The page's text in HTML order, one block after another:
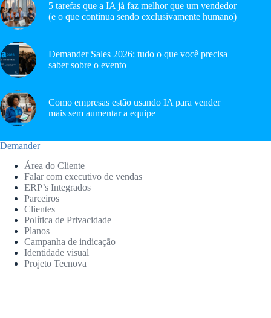
5 tarefas que a IA já faz melhor que um vendedor
(e o que continua sendo exclusivamente humano)
Demander Sales 2026: tudo o que você precisa
saber sobre o evento
Como empresas estão usando IA para vender
mais sem aumentar a equipe
Demander
Área do Cliente
Falar com executivo de vendas
ERP’s Integrados
Parceiros
Clientes
Política de Privacidade
Planos
Campanha de indicação
Identidade visual
Projeto Tecnova